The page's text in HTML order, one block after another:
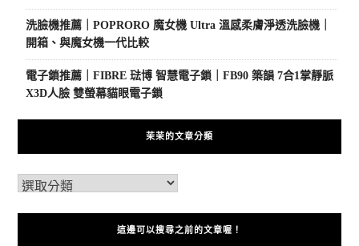
洗臉機推薦｜POPRORO 魔女機 Ultra 溫感柔膚淨透洗臉機｜
開箱、與魔女機一代比較
電子鎖推薦｜FIBRE 琺博 智慧電子鎖｜FB90 築韻 7合1掌靜脈
X3D人臉 雙螢幕貓眼電子鎖
茉茉的文章分類
這邊可以搜尋之前的文章喔！